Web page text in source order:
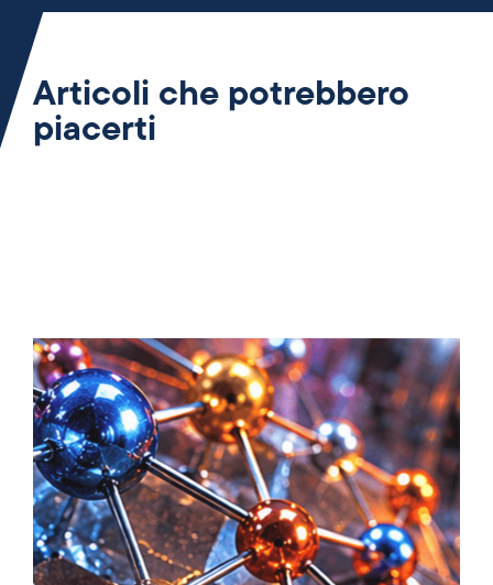
Articoli che potrebbero
piacerti